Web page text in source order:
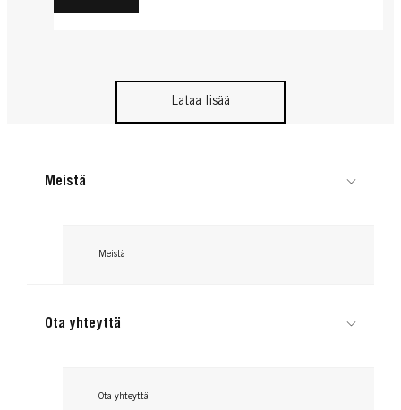
Lataa lisää
Meistä
Meistä
Ota yhteyttä
Ota yhteyttä